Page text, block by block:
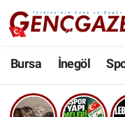
Bursa İnegöl
Bursa
İnegöl
Nöbetçi
Hava Durumu